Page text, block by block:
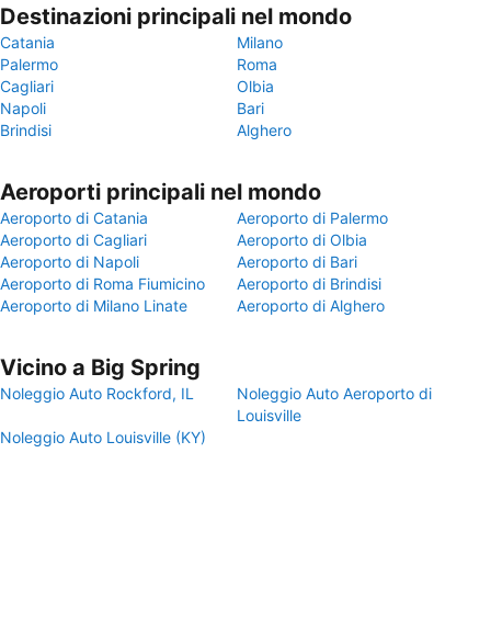
Destinazioni principali nel mondo
Catania
Milano
Palermo
Roma
Cagliari
Olbia
Napoli
Bari
Brindisi
Alghero
Aeroporti principali nel mondo
Aeroporto di Catania
Aeroporto di Palermo
Aeroporto di Cagliari
Aeroporto di Olbia
Aeroporto di Napoli
Aeroporto di Bari
Aeroporto di Roma Fiumicino
Aeroporto di Brindisi
Aeroporto di Milano Linate
Aeroporto di Alghero
Vicino a Big Spring
Noleggio Auto Rockford, IL
Noleggio Auto Aeroporto di
Louisville
Noleggio Auto Louisville (KY)